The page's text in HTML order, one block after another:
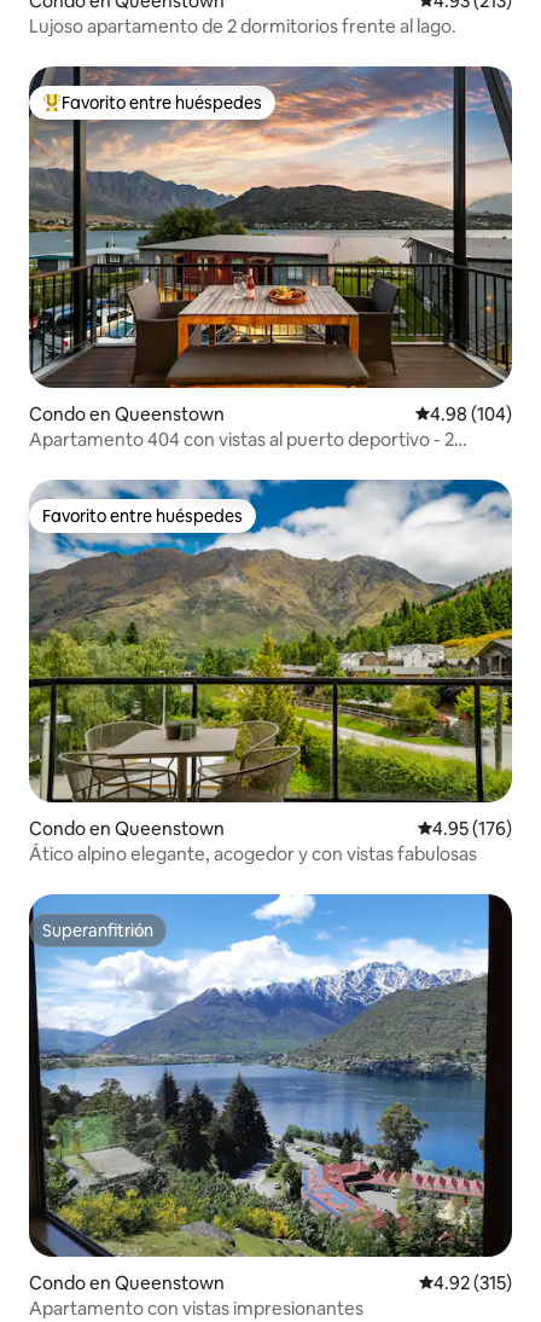
Lujoso apartamento de 2 dormitorios frente al lago.
Favorito entre huéspedes preferido
Favorito entre huéspedes
Condo en Queenstown Calificación
4.98 (104)
Apartamento 404 con vistas al puerto deportivo - 2
Favorito entre huéspedes
Favorito entre huéspedes
Condo en Queenstown Calificación
4.95 (176)
Ático alpino elegante, acogedor y con vistas fabulosas
Superanfitrión
Superanfitrión
Condo en Queenstown Calificación
4.92 (315)
Apartamento con vistas impresionantes